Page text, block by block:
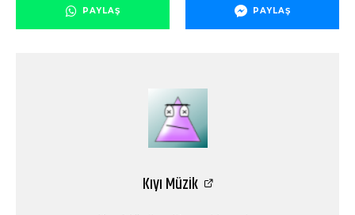
PAYLAŞ PAYLAŞ
Kıyı Müzik